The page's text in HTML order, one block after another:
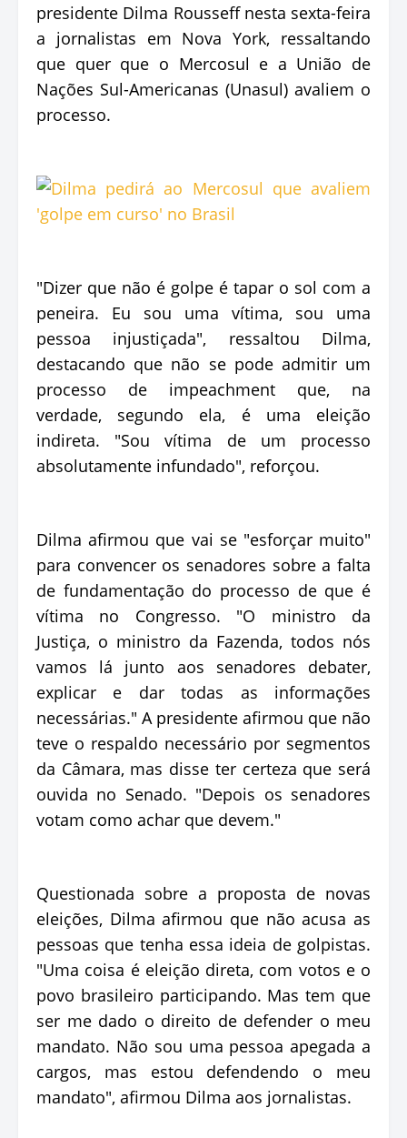
presidente Dilma Rousseff nesta sexta-feira
a jornalistas em Nova York, ressaltando
que quer que o Mercosul e a União de
Nações Sul-Americanas (Unasul) avaliem o
processo.
"Dizer que não é golpe é tapar o sol com a
peneira. Eu sou uma vítima, sou uma
pessoa injustiçada", ressaltou Dilma,
destacando que não se pode admitir um
processo de impeachment que, na
verdade, segundo ela, é uma eleição
indireta. "Sou vítima de um processo
absolutamente infundado", reforçou.
Dilma afirmou que vai se "esforçar muito"
para convencer os senadores sobre a falta
de fundamentação do processo de que é
vítima no Congresso. "O ministro da
Justiça, o ministro da Fazenda, todos nós
vamos lá junto aos senadores debater,
explicar e dar todas as informações
necessárias." A presidente afirmou que não
teve o respaldo necessário por segmentos
da Câmara, mas disse ter certeza que será
ouvida no Senado. "Depois os senadores
votam como achar que devem."
Questionada sobre a proposta de novas
eleições, Dilma afirmou que não acusa as
pessoas que tenha essa ideia de golpistas.
"Uma coisa é eleição direta, com votos e o
povo brasileiro participando. Mas tem que
ser me dado o direito de defender o meu
mandato. Não sou uma pessoa apegada a
cargos, mas estou defendendo o meu
mandato", afirmou Dilma aos jornalistas.